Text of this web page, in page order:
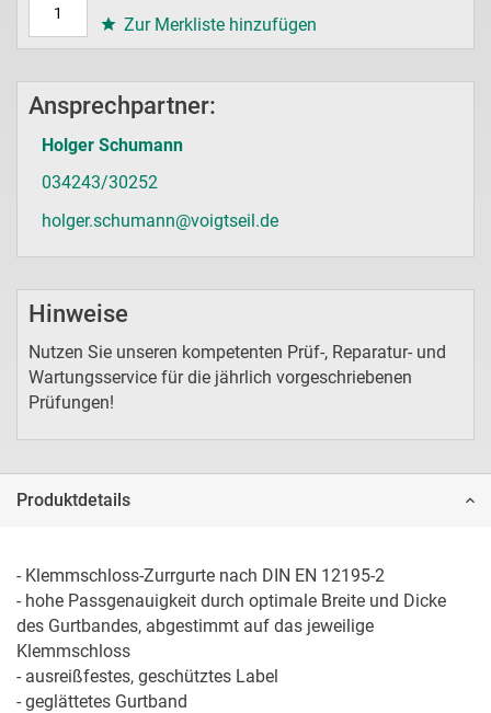
Zur Merkliste hinzufügen
Ansprechpartner:
Holger Schumann
034243/30252
holger.schumann@voigtseil.de
Hinweise
Nutzen Sie unseren kompetenten Prüf-, Reparatur- und
Wartungsservice für die jährlich vorgeschriebenen
Prüfungen!
Produktdetails
- Klemmschloss-Zurrgurte nach DIN EN 12195-2
- hohe Passgenauigkeit durch optimale Breite und Dicke
des Gurtbandes, abgestimmt auf das jeweilige
Klemmschloss
- ausreißfestes, geschütztes Label
- geglättetes Gurtband